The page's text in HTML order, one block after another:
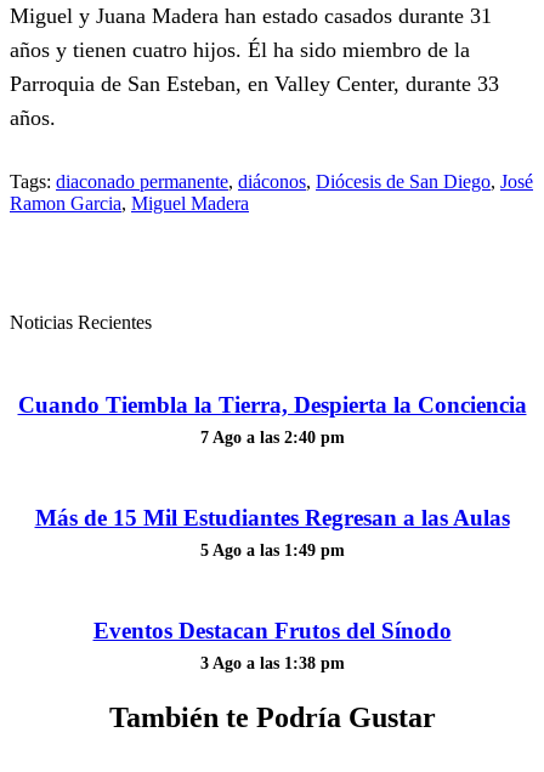
Miguel y Juana Madera han estado casados durante 31
años y tienen cuatro hijos. Él ha sido miembro de la
Parroquia de San Esteban, en Valley Center, durante 33
años.
Tags: diaconado permanente, diáconos, Diócesis de San Diego, José
Ramon Garcia, Miguel Madera
Noticias Recientes
Cuando Tiembla la Tierra, Despierta la Conciencia
7 Ago a las 2:40 pm
Más de 15 Mil Estudiantes Regresan a las Aulas
5 Ago a las 1:49 pm
Eventos Destacan Frutos del Sínodo
3 Ago a las 1:38 pm
También te Podría Gustar